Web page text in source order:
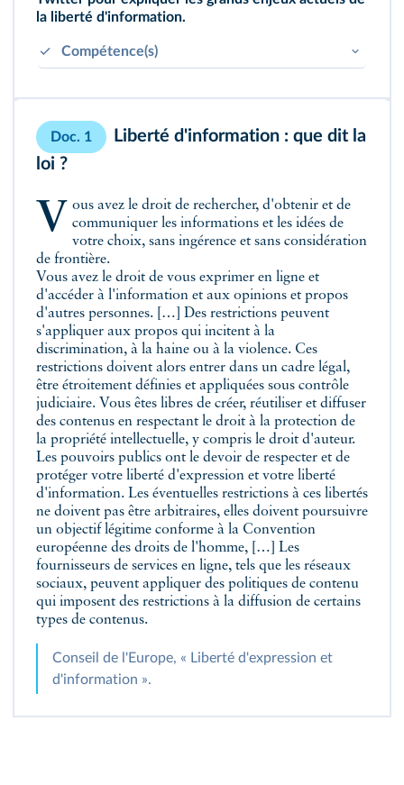
la liberté d'information.
Compétence(s)
Savoir exercer son jugement et l'inscrire dans
une recherche de vérité.
Doc. 1
Liberté d'information : que dit la
loi ?
Vous avez le droit de rechercher, d'obtenir et de communiquer les informations et les idées de
votre choix, sans ingérence et sans considération
de frontière.
Vous avez le droit de vous exprimer en ligne et
d'accéder à l'information et aux opinions et propos
d'autres personnes. […] Des restrictions peuvent
s'appliquer aux propos qui incitent à la
discrimination, à la haine ou à la violence. Ces
restrictions doivent alors entrer dans un cadre légal,
être étroitement définies et appliquées sous contrôle
judiciaire. Vous êtes libres de créer, réutiliser et diffuser
des contenus en respectant le droit à la protection de
la propriété intellectuelle, y compris le droit d'auteur.
Les pouvoirs publics ont le devoir de respecter et de
protéger votre liberté d'expression et votre liberté
d'information. Les éventuelles restrictions à ces libertés
ne doivent pas être arbitraires, elles doivent poursuivre
un objectif légitime conforme à la Convention
européenne des droits de l'homme, […] Les
fournisseurs de services en ligne, tels que les réseaux
sociaux, peuvent appliquer des politiques de contenu
qui imposent des restrictions à la diffusion de certains
types de contenus.
Conseil de l'Europe, « Liberté d'expression et
d'information ».